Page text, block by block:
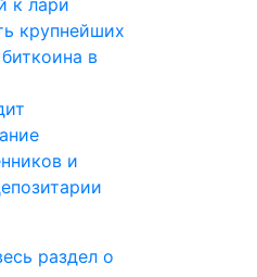
к лари
крупнейших
в
и